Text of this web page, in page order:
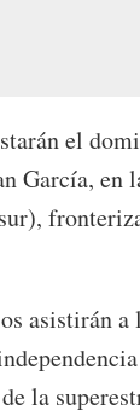
el
García, en
asistirán a
la